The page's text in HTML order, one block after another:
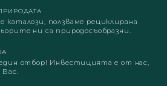
ползваме рециклирана
ни са природосъобразни.
отбор! Инвестицията е от нас,
Вас.